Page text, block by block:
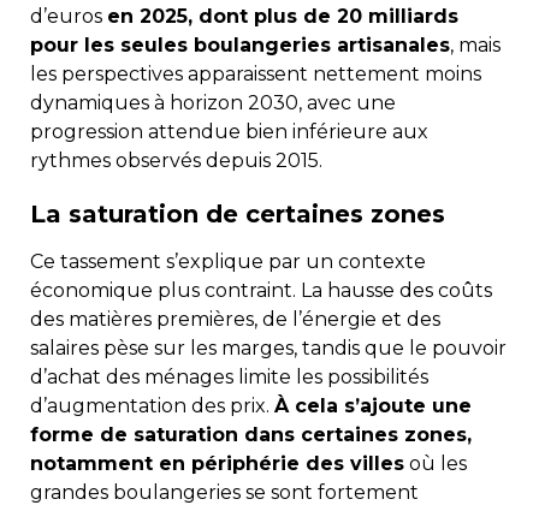
d’euros en 2025, dont plus de 20 milliards
pour les seules boulangeries artisanales, mais
les perspectives apparaissent nettement moins
dynamiques à horizon 2030, avec une
progression attendue bien inférieure aux
rythmes observés depuis 2015.
La saturation de certaines zones
Ce tassement s’explique par un contexte
économique plus contraint. La hausse des coûts
des matières premières, de l’énergie et des
salaires pèse sur les marges, tandis que le pouvoir
d’achat des ménages limite les possibilités
d’augmentation des prix. À cela s’ajoute une
forme de saturation dans certaines zones,
notamment en périphérie des villes où les
grandes boulangeries se sont fortement